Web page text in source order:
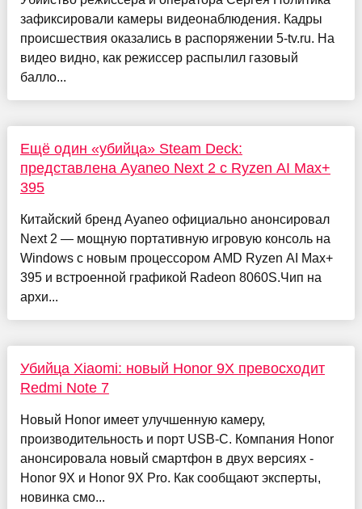
зафиксировали камеры видеонаблюдения. Кадры
происшествия оказались в распоряжении 5-tv.ru. На
видео видно, как режиссер распылил газовый
балло...
Ещё один «убийца» Steam Deck:
представлена Ayaneo Next 2 с Ryzen AI Max+
395
Китайский бренд Ayaneo официально анонсировал
Next 2 — мощную портативную игровую консоль на
Windows с новым процессором AMD Ryzen AI Max+
395 и встроенной графикой Radeon 8060S.Чип на
архи...
Убийца Xiaomi: новый Honor 9X превосходит
Redmi Note 7
Новый Honor имеет улучшенную камеру,
производительность и порт USB-C. Компания Honor
анонсировала новый смартфон в двух версиях -
Honor 9X и Honor 9X Pro. Как сообщают эксперты,
новинка смо...